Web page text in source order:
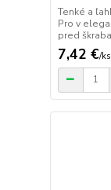
Tenké a
Pro v
pred
7,42 €/ks